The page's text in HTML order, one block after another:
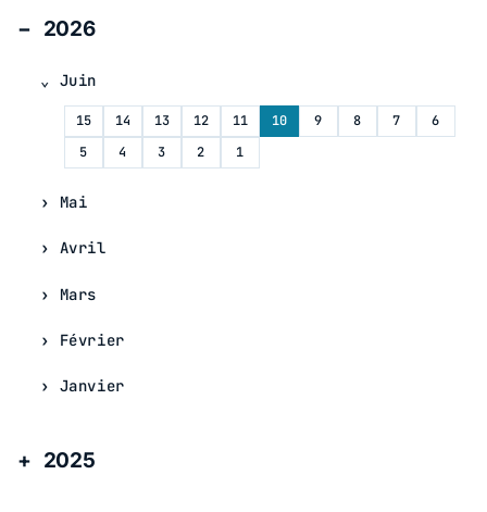
2026
Juin
15 14 13 12 11 10 9 8 7
6
5
4 3 2 1
Mai
Avril
Mars
Février
Janvier
2025